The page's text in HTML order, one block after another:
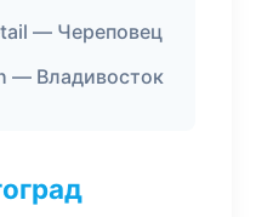
— Череповец
— Владивосток